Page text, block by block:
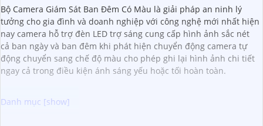
Bộ Camera Giám Sát Ban Đêm Có Màu là giải pháp an ninh lý
tưởng cho gia đình và doanh nghiệp với công nghệ mới nhất hiện
nay camera hỗ trợ đèn LED trợ sáng cung cấp hình ảnh sắc nét
cả ban ngày và ban đêm khi phát hiện chuyển động camera tự
động chuyển sang chế độ màu cho phép ghi lại hình ảnh chi tiết
ngay cả trong điều kiện ánh sáng yếu hoặc tối hoàn toàn.